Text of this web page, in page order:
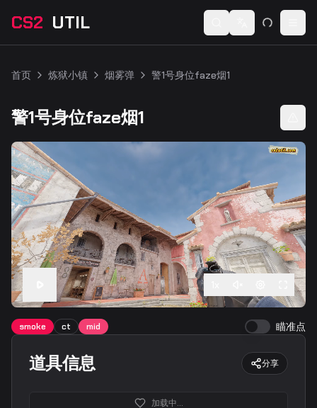
CS2 UTIL Switch language
首页 炼狱小镇 烟雾弹 警1号身位faze烟1
警1号身位faze烟1
smoke ct mid 瞄准点
道具信息 分享
加载中...